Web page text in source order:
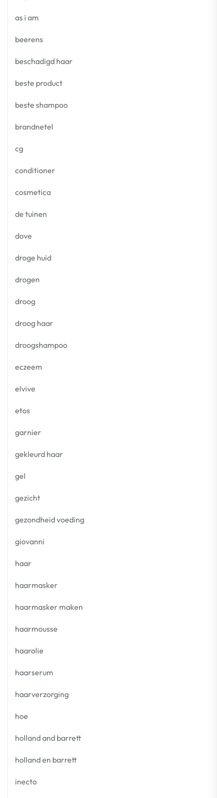
as i am
beerens
beschadigd haar
beste product
beste shampoo
brandnetel
cg
conditioner
cosmetica
de tuinen
dove
droge huid
drogen
droog
droog haar
droogshampoo
eczeem
elvive
etos
garnier
gekleurd haar
gel
gezicht
gezondheid voeding
giovanni
haar
haarmasker
haarmasker maken
haarmousse
haarolie
haarserum
haarverzorging
hoe
holland and barrett
holland en barrett
inecto